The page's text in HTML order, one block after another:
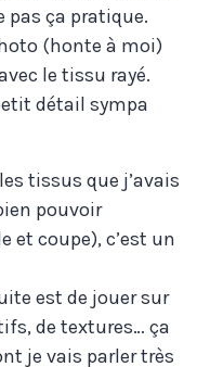
pas ça pratique.
(honte à moi)
le tissu rayé.
détail sympa
tissus que j’avais
pouvoir
et coupe), c’est un
est de jouer sur
de textures… ça
je vais parler très